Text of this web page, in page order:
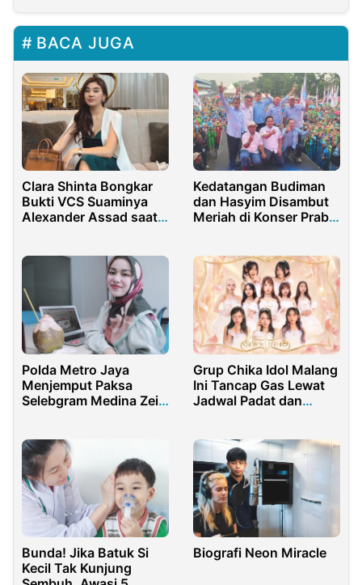
BACA JUGA
Clara Shinta Bongkar
Bukti VCS Suaminya
Alexander Assad saat
Kedatangan Budiman
dan Hasyim Disambut
Meriah di Konser Prabu
Polda Metro Jaya
Menjemput Paksa
Selebgram Medina Zein
Grup Chika Idol Malang
Ini Tancap Gas Lewat
Jadwal Padat dan
Bunda! Jika Batuk Si
Kecil Tak Kunjung
Biografi Neon Miracle